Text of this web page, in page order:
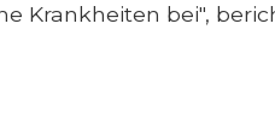
Krankheiten bei",